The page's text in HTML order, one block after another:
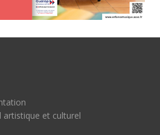
artistique et culturel